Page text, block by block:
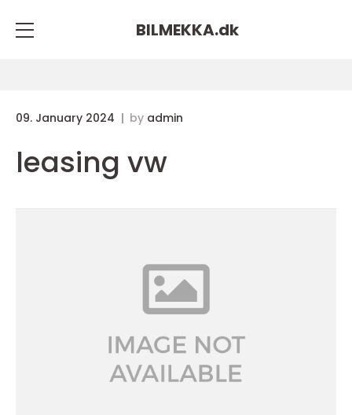
BILMEKKA.dk
09. January 2024 by admin
leasing vw